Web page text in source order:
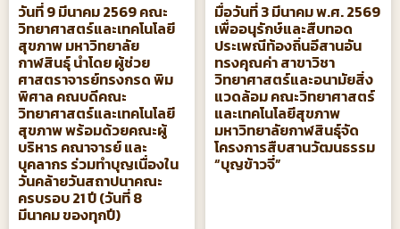
วันที่ 9 มีนาคม 2569 คณะ
วิทยาศาสตร์และเทคโนโลยี
สุขภาพ มหาวิทยาลัย
กาฬสินธุ์ นำโดย ผู้ช่วย
ศาสตราจารย์ทรงกรด พิม
พิศาล คณบดีคณะ
วิทยาศาสตร์และเทคโนโลยี
สุขภาพ พร้อมด้วยคณะผู้
บริหาร คณาจารย์ และ
บุคลากร ร่วมทำบุญเนื่องใน
วันคล้ายวันสถาปนาคณะ
ครบรอบ 21 ปี (วันที่ 8
มีนาคม ของทุกปี)
มื่อวันที่ 3 มีนาคม พ.ศ. 2569
เพื่ออนุรักษ์และสืบทอด
ประเพณีท้องถิ่นอีสานอัน
ทรงคุณค่า สาขาวิชา
วิทยาศาสตร์และอนามัยสิ่ง
แวดล้อม คณะวิทยาศาสตร์
และเทคโนโลยีสุขภาพ
มหาวิทยาลัยกาฬสินธุ์จัด
โครงการสืบสานวัฒนธรรม
“บุญข้าวจี่”